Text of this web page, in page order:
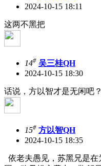
2024-10-15 18:11
这两不黑把
14# 吴三桂QH
2024-10-15 18:30
话说，方以智才是无闲吧
15# 方以智QH
2024-10-15 18:35
依老夫愚见，苏黑兄是